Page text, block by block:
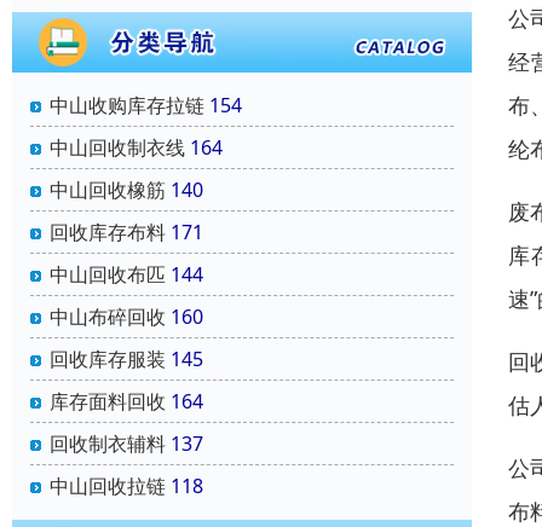
中山收购库存拉链 154
中山回收制衣线 164
中山回收橡筋 140
回收库存布料 171
中山回收布匹 144
中山布碎回收 160
回收库存服装 145
库存面料回收 164
回收制衣辅料 137
中山回收拉链 118
公
经
布
纶
废
库
速
回
估
公
布